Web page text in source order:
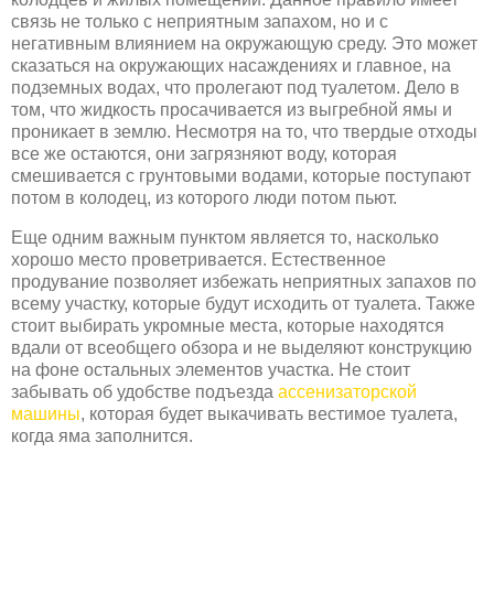
связь не только с неприятным запахом, но и с
негативным влиянием на окружающую среду. Это может
сказаться на окружающих насаждениях и главное, на
подземных водах, что пролегают под туалетом. Дело в
том, что жидкость просачивается из выгребной ямы и
проникает в землю. Несмотря на то, что твердые отходы
все же остаются, они загрязняют воду, которая
смешивается с грунтовыми водами, которые поступают
потом в колодец, из которого люди потом пьют.
Еще одним важным пунктом является то, насколько
хорошо место проветривается. Естественное
продувание позволяет избежать неприятных запахов по
всему участку, которые будут исходить от туалета. Также
стоит выбирать укромные места, которые находятся
вдали от всеобщего обзора и не выделяют конструкцию
на фоне остальных элементов участка. Не стоит
забывать об удобстве подъезда ассенизаторской
машины, которая будет выкачивать вестимое туалета,
когда яма заполнится.